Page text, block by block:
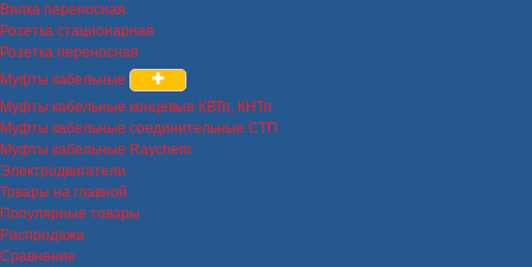
Вилка переносная
Розетка стационарная
Розетка переносная
Муфты кабельные
Муфты кабельные концевые КВТп, КНТп
Муфты кабельные соединительные СТП
Муфты кабельные Raychem
Электродвигатели
Товары на главной
Популярные товары
Распродажа
Сравнение